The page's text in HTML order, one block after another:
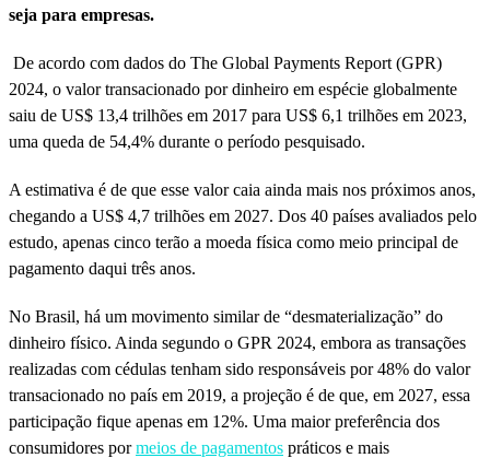
seja para empresas.
De acordo com dados do The Global Payments Report (GPR)
2024, o valor transacionado por dinheiro em espécie globalmente
saiu de US$ 13,4 trilhões em 2017 para US$ 6,1 trilhões em 2023,
uma queda de 54,4% durante o período pesquisado.
A estimativa é de que esse valor caia ainda mais nos próximos anos,
chegando a US$ 4,7 trilhões em 2027. Dos 40 países avaliados pelo
estudo, apenas cinco terão a moeda física como meio principal de
pagamento daqui três anos.
No Brasil, há um movimento similar de “desmaterialização” do
dinheiro físico. Ainda segundo o GPR 2024, embora as transações
realizadas com cédulas tenham sido responsáveis por 48% do valor
transacionado no país em 2019, a projeção é de que, em 2027, essa
participação fique apenas em 12%. Uma maior preferência dos
consumidores pormeios de pagamentos práticos e mais